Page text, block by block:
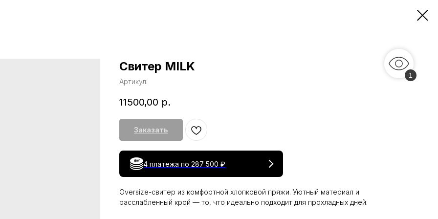
Свитер MILK
Артикул:
11500,00 р.
Заказать
4 платежа по 287 500 ₽
Oversize-свитер из комфортной хлопковой пряжи. Уютный материал и
расслабленный крой — то, что идеально подходит для прохладных дней.
1